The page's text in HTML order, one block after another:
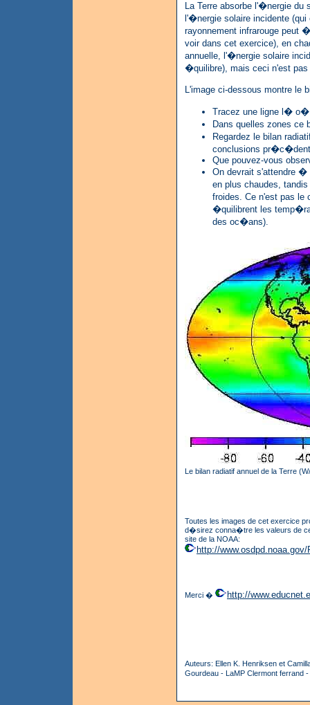
La Terre absorbe l'�nergie
l'�nergie solaire incidente
rayonnement infrarouge peut
voir dans cet exercice), en
annuelle, l'�nergie solaire
�quilibre), mais ceci n'est
L'image ci-dessous montre le
Tracez une ligne l�
Dans quelles zones
Regardez le bilan
conclusions
Que pouvez-vous
On devrait s'attendre �
en plus chaudes,
froides. Ce n'est pas
�quilibrent les
des oc�ans).
Le bilan radiatif annuel de la Terre
Toutes les images de cet exercice
d�sirez conna�tre les valeurs de
site de la NOAA:
http://
Merci � http://
Auteurs: Ellen K. Henriksen et
Gourdeau - LaMP Clermont